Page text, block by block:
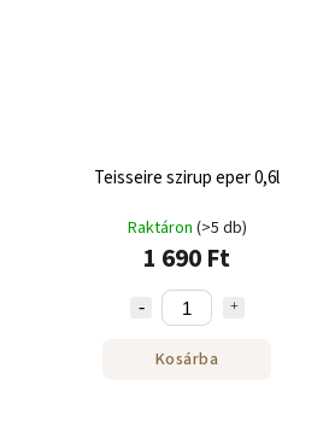
Teisseire szirup eper 0,6l
Raktáron (>5 db)
1 690 Ft
Kosárba